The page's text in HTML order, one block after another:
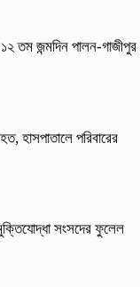
তম জন্মদিন পালন-গাজীপুর
হাসপাতালে পরিবারের
সংসদের ফুলেল